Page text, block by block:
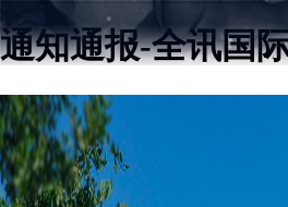
通知通报-全讯国